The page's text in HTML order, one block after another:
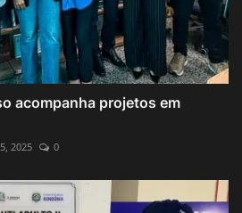
acompanha projetos em
2025 0